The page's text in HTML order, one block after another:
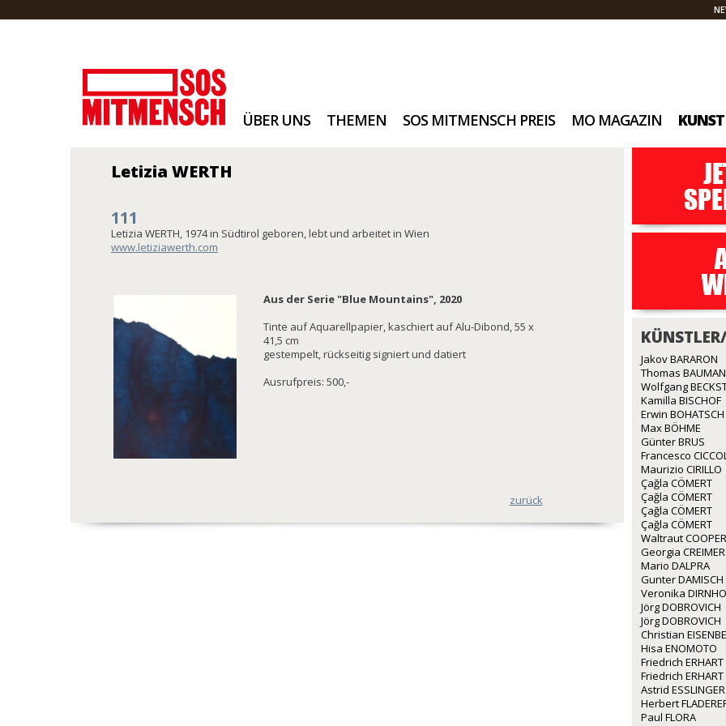
ÜBER UNS THEMEN SOS MITMENSCH PREIS MO MAGAZIN KUNST
Letizia WERTH
111
Letizia WERTH, 1974 in Südtirol geboren, lebt und arbeitet in Wien
www.letiziawerth.com
Aus der Serie "Blue Mountains", 2020
Tinte auf Aquarellpapier, kaschiert auf Alu-Dibond, 55 x
41,5 cm
gestempelt, rückseitig signiert und datiert
Ausrufpreis: 500,-
zurück
Jakov BARARON
Thomas
Wolfgang
Kamilla BISCHOF
Erwin BOHATSCH
Max BÖHME
Günter BRUS
Francesco
Maurizio CIRILLO
Çağla CÖMERT
Çağla CÖMERT
Çağla CÖMERT
Çağla CÖMERT
Waltraut COOPER
Georgia CREIMER
Mario DALPRA
Gunter DAMISCH
Veronika
Jörg DOBROVICH
Jörg DOBROVICH
Christian
Hisa ENOMOTO
Friedrich ERHART
Friedrich ERHART
Astrid ESSLINGER
Herbert
Paul FLORA